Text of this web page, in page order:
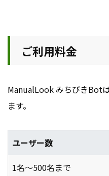
ご利用料金
ManualLook みちびきBot
ます。
ユーザー数
1名～500名まで